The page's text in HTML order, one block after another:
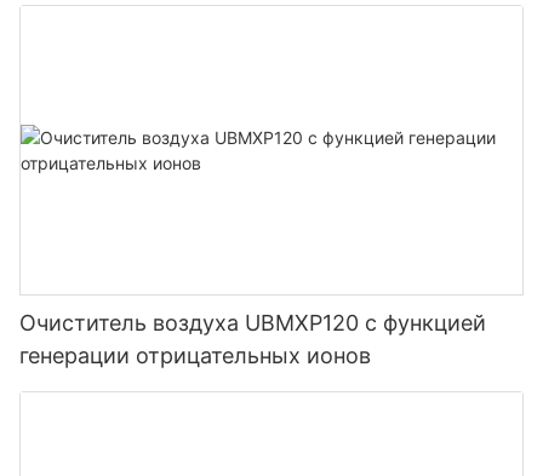
Очиститель воздуха UBMXP120 с функцией
генерации отрицательных ионов